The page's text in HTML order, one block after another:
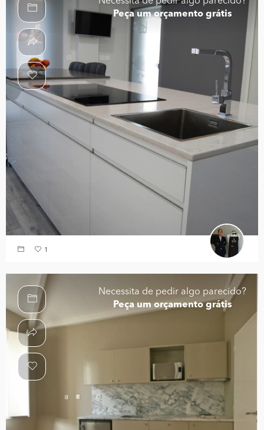
Peça um orçamento grátis
1
Necessita de pedir algo parecido?
Peça um orçamento grátis